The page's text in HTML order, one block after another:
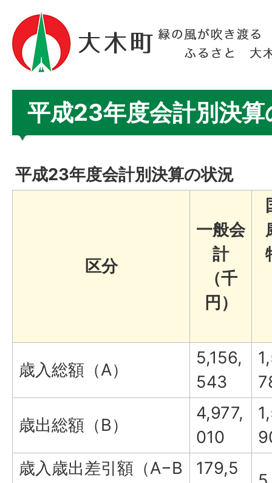
平成23年度会計別決算
平成23年度会計別決算の状況
区分
一般会
計
（千
円）
歳入総額（A）
5,156,
543
歳出総額（B）
4,977,
010
歳入歳出差引額（A−B
179,5